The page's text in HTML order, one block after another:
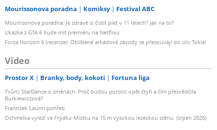
Mourissonova poradna Komiksy Festival ABC
Mourrisonova poradna: Je zdravé si čistit pleť v 11 letech? Jak na to?
Ukázka z GTA 6 bude mít premiéru na Netflixu
Forza Horizon 6 (recenze): Oblíbené arkádové závody se přesouvají do ulic Tokia!
Video
Prostor X Branky, body, kokoti Fortuna liga
Tvůrci StarDance o změnách: Proč budou porotci opět čtyři a čím přesvědčila
Burkiewiczová?
František Laurin pohřeb
Ochmelka vylezl ve Frýdku-Místku na 15 m vysokou lezeckou stěnu. (srpen 2026)